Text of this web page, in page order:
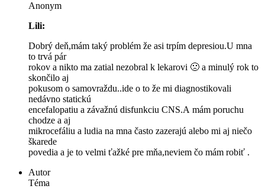
Anonym
Lili:
Dobrý deň,mám taký problém že asi trpím depresiou.U mna
to trvá pár
rokov a nikto ma zatial nezobral k lekarovi 🙁 a minulý rok to
skončilo aj
pokusom o samovraždu..ide o to že mi diagnostikovali
nedávno statickú
encefalopatiu a závažnú disfunkciu CNS.A mám poruchu
chodze a aj
mikrocefáliu a ludia na mna často zazerajú alebo mi aj niečo
škarede
povedia a je to velmi ťažké pre mňa,neviem čo mám robiť .
Autor
Téma